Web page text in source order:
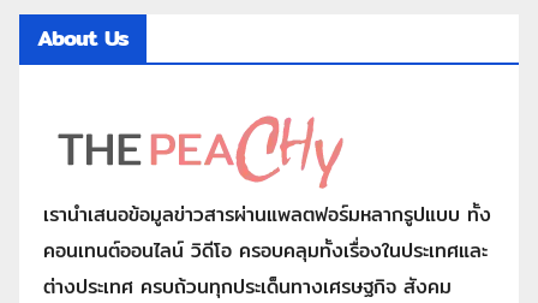
About Us
เรานำเสนอข้อมูลข่าวสารผ่านแพลตฟอร์มหลากรูปแบบ ทั้ง
คอนเทนต์ออนไลน์ วิดีโอ ครอบคลุมทั้งเรื่องในประเทศและ
ต่างประเทศ ครบถ้วนทุกประเด็นทางเศรษฐกิจ สังคม